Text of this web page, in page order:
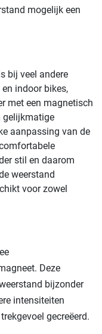
mogelijk een
bij veel andere
indoor bikes,
met een magnetisch
gelijkmatige
aanpassing van de
stil en daarom
weerstand
voor zowel
Deze
bijzonder
intensiteiten
gecreëerd.